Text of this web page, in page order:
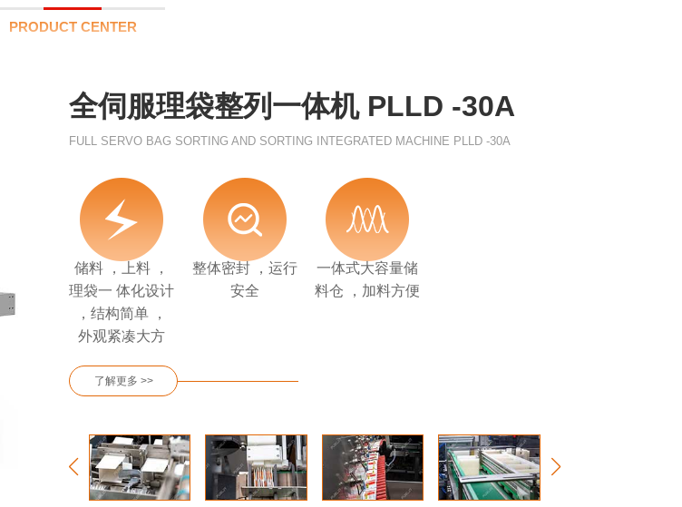
PRODUCT CENTER
全伺服理袋整列一体机 PLLD -30A
FULL SERVO BAG SORTING AND SORTING INTEGRATED MACHINE PLLD -30A
储料 ，上料 ，
理袋一 体化设计
，结构简单 ，
外观紧凑大方
整体密封 ，运行
安全
一体式大容量储
料仓 ，加料方便
了解更多 >>